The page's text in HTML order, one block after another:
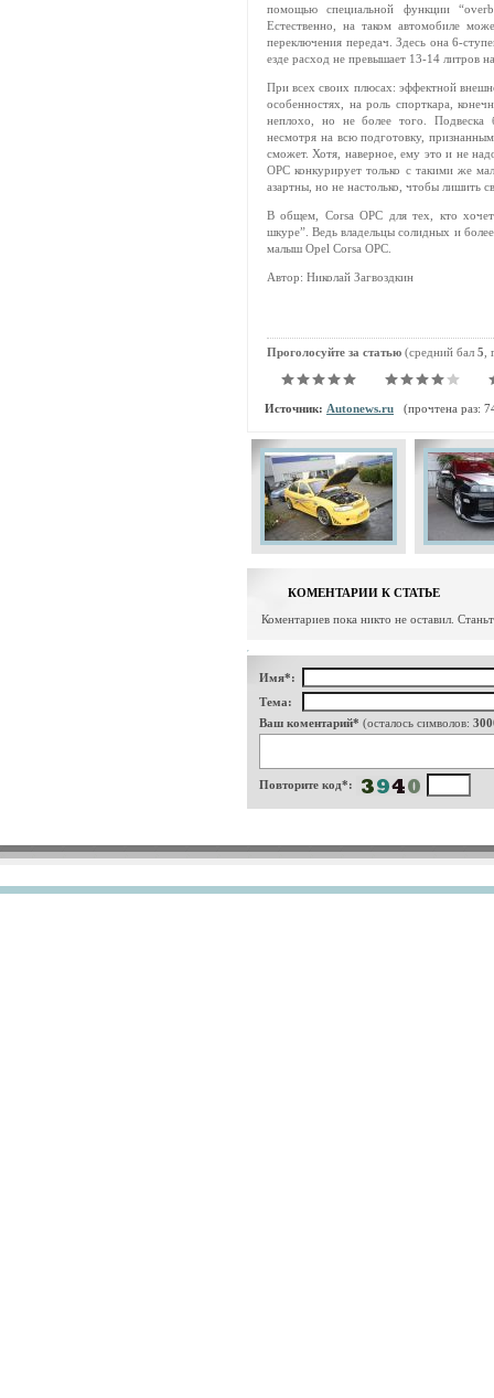
помощью специальной функции
Естественно, на таком автомобиле
переключения передач. Здесь она 6-
езде расход не превышает 13-14 литров
При всех своих плюсах: эффектной
особенностях, на роль спорткара,
неплохо, но не более того. Подвеска
несмотря на всю подготовку,
сможет. Хотя, наверное, ему это и не
OPC конкурирует только с такими же
азартны, но не настолько, чтобы лишить
В общем, Corsa OPC для тех, кто
шкуре”. Ведь владельцы солидных и
малыш Opel Corsa OPC.
Автор: Николай Загвоздкин
Проголосуйте за статью (средний бал 5
Источник: Autonews.ru (прочтена раз:
КОМЕНТАРИИ К СТАТЬЕ
Коментариев пока никто не оставил.
Имя*:
Тема:
Ваш коментарий* (осталось символов:
Повторите код*: